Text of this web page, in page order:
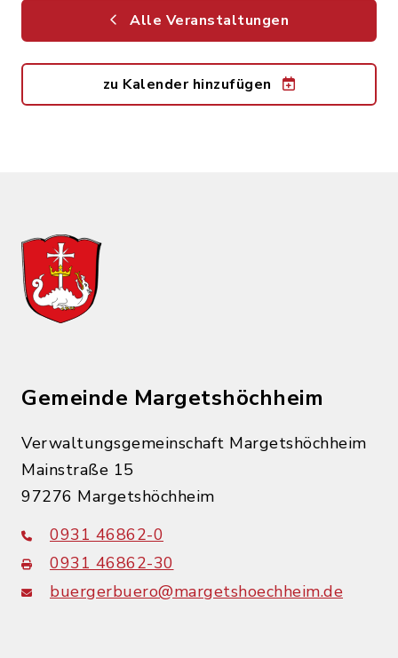
Alle Veranstaltungen
zu Kalender hinzufügen
Gemeinde Margetshöchheim
Verwaltungsgemeinschaft Margetshöchheim
Mainstraße 15
97276 Margetshöchheim
0931 46862-0
0931 46862-30
buergerbuero@margetshoechheim.de